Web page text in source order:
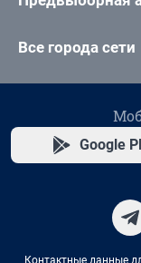
Все города сети
Google
Контактные данные